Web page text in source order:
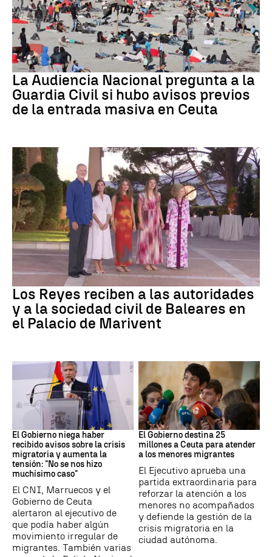
Crisis migratoria
La Audiencia Nacional pregunta a la
Guardia Civil si hubo avisos previos
de la entrada masiva en Ceuta
Los Reyes reciben a las autoridades
y a la sociedad civil de Baleares en
el Palacio de Marivent
El Gobierno niega haber
recibido avisos sobre la crisis
migratoria y aumenta la
tensión: "No se nos hizo
muchísimo caso"
El CNI, Marruecos y el
Gobierno de Ceuta
alertaron al ejecutivo de
que podía haber algún
movimiento irregular de
migrantes. También varias
Crisis migratoria
El Gobierno destina 25
millones a Ceuta para atender
a los menores migrantes
El Ejecutivo aprueba una
partida extraordinaria para
reforzar la atención a los
menores no acompañados
y defiende la gestión de la
crisis migratoria en la
ciudad autónoma.